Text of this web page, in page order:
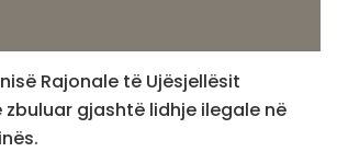
Rajonale të Ujësjellësit
zbuluar gjashtë lidhje ilegale në